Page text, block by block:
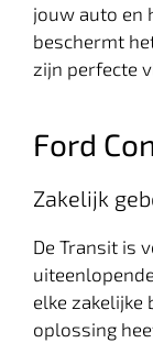
jouw auto en
beschermt
zijn perfecte
Ford
Zakelijk
De Transit is
elke zakelijke
oplossing